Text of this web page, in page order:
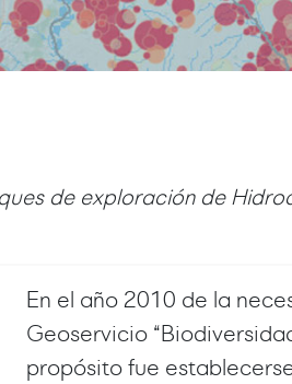
de exploración de
En el año 2010 de la
Geoservicio
propósito fue